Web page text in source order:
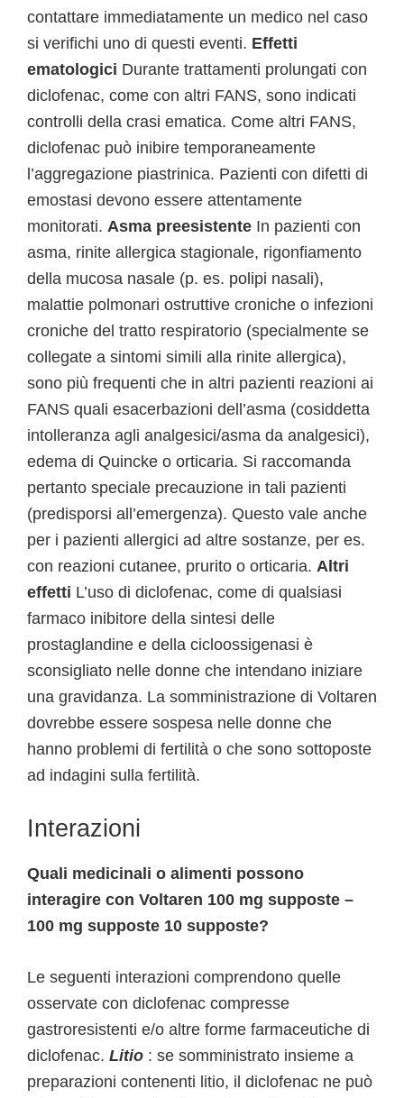
contattare immediatamente un medico nel caso
si verifichi uno di questi eventi. Effetti
ematologici Durante trattamenti prolungati con
diclofenac, come con altri FANS, sono indicati
controlli della crasi ematica. Come altri FANS,
diclofenac può inibire temporaneamente
l’aggregazione piastrinica. Pazienti con difetti di
emostasi devono essere attentamente
monitorati. Asma preesistente In pazienti con
asma, rinite allergica stagionale, rigonfiamento
della mucosa nasale (p. es. polipi nasali),
malattie polmonari ostruttive croniche o infezioni
croniche del tratto respiratorio (specialmente se
collegate a sintomi simili alla rinite allergica),
sono più frequenti che in altri pazienti reazioni ai
FANS quali esacerbazioni dell’asma (cosiddetta
intolleranza agli analgesici/asma da analgesici),
edema di Quincke o orticaria. Si raccomanda
pertanto speciale precauzione in tali pazienti
(predisporsi all’emergenza). Questo vale anche
per i pazienti allergici ad altre sostanze, per es.
con reazioni cutanee, prurito o orticaria. Altri
effetti L’uso di diclofenac, come di qualsiasi
farmaco inibitore della sintesi delle
prostaglandine e della cicloossigenasi è
sconsigliato nelle donne che intendano iniziare
una gravidanza. La somministrazione di Voltaren
dovrebbe essere sospesa nelle donne che
hanno problemi di fertilità o che sono sottoposte
ad indagini sulla fertilità.
Interazioni
Quali medicinali o alimenti possono
interagire con Voltaren 100 mg supposte –
100 mg supposte 10 supposte?
Le seguenti interazioni comprendono quelle
osservate con diclofenac compresse
gastroresistenti e/o altre forme farmaceutiche di
diclofenac. Litio : se somministrato insieme a
preparazioni contenenti litio, il diclofenac ne può